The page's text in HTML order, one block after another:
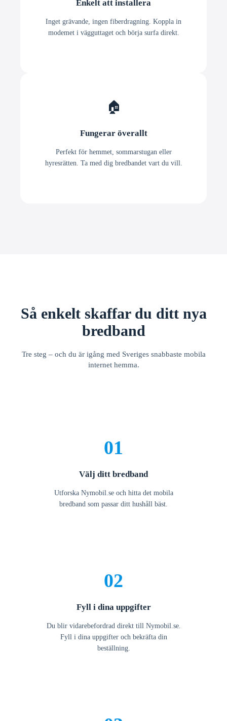
Enkelt att installera
Inget grävande, ingen fiberdragning. Koppla in
modemet i vägguttaget och börja surfa direkt.
🏠
Fungerar överallt
Perfekt för hemmet, sommarstugan eller
hyresrätten. Ta med dig bredbandet vart du vill.
Så enkelt skaffar du ditt nya
bredband
Tre steg – och du är igång med Sveriges snabbaste mobila
internet hemma.
01
Välj ditt bredband
Utforska Nymobil.se och hitta det mobila
bredband som passar ditt hushåll bäst.
02
Fyll i dina uppgifter
Du blir vidarebefordrad direkt till Nymobil.se.
Fyll i dina uppgifter och bekräfta din
beställning.